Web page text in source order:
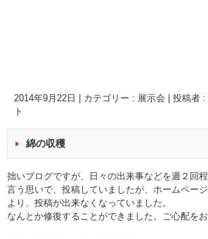
2014年9月22日 カテゴリー : 展示会 投稿者 :
ト
綿の収穫
拙いブログですが、日々の出来事などを週２回
言う思いで、投稿していましたが、ホームペー
より、投稿が出来なくなっていました。
なんとか修復することができました。ご心配をお